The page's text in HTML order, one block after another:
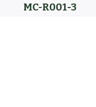
MC-R001-3